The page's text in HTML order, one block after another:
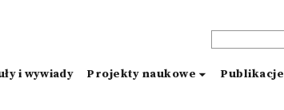
i wywiady Projekty naukowe Publikacje